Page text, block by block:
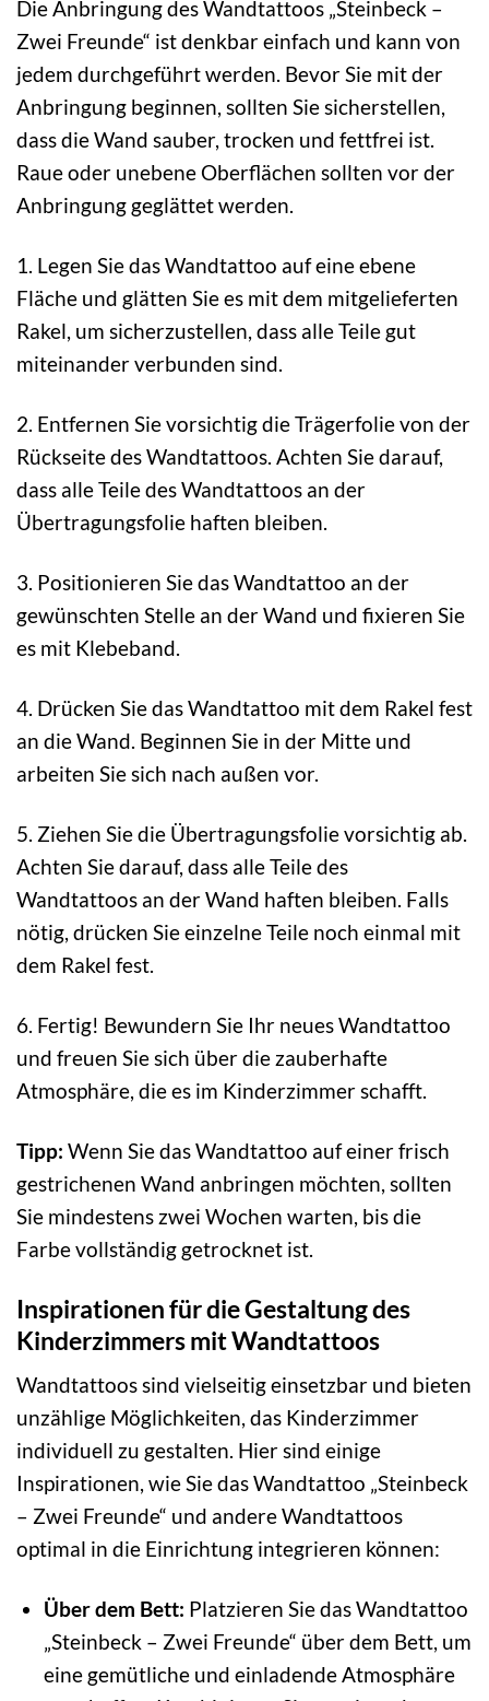
Die Anbringung des Wandtattoos „Steinbeck –
Zwei Freunde“ ist denkbar einfach und kann von
jedem durchgeführt werden. Bevor Sie mit der
Anbringung beginnen, sollten Sie sicherstellen,
dass die Wand sauber, trocken und fettfrei ist.
Raue oder unebene Oberflächen sollten vor der
Anbringung geglättet werden.
1. Legen Sie das Wandtattoo auf eine ebene
Fläche und glätten Sie es mit dem mitgelieferten
Rakel, um sicherzustellen, dass alle Teile gut
miteinander verbunden sind.
2. Entfernen Sie vorsichtig die Trägerfolie von der
Rückseite des Wandtattoos. Achten Sie darauf,
dass alle Teile des Wandtattoos an der
Übertragungsfolie haften bleiben.
3. Positionieren Sie das Wandtattoo an der
gewünschten Stelle an der Wand und fixieren Sie
es mit Klebeband.
4. Drücken Sie das Wandtattoo mit dem Rakel fest
an die Wand. Beginnen Sie in der Mitte und
arbeiten Sie sich nach außen vor.
5. Ziehen Sie die Übertragungsfolie vorsichtig ab.
Achten Sie darauf, dass alle Teile des
Wandtattoos an der Wand haften bleiben. Falls
nötig, drücken Sie einzelne Teile noch einmal mit
dem Rakel fest.
6. Fertig! Bewundern Sie Ihr neues Wandtattoo
und freuen Sie sich über die zauberhafte
Atmosphäre, die es im Kinderzimmer schafft.
Tipp: Wenn Sie das Wandtattoo auf einer frisch
gestrichenen Wand anbringen möchten, sollten
Sie mindestens zwei Wochen warten, bis die
Farbe vollständig getrocknet ist.
Inspirationen für die Gestaltung des
Kinderzimmers mit Wandtattoos
Wandtattoos sind vielseitig einsetzbar und bieten
unzählige Möglichkeiten, das Kinderzimmer
individuell zu gestalten. Hier sind einige
Inspirationen, wie Sie das Wandtattoo „Steinbeck
– Zwei Freunde“ und andere Wandtattoos
optimal in die Einrichtung integrieren können:
Über dem Bett: Platzieren Sie das Wandtattoo
„Steinbeck – Zwei Freunde“ über dem Bett, um
eine gemütliche und einladende Atmosphäre